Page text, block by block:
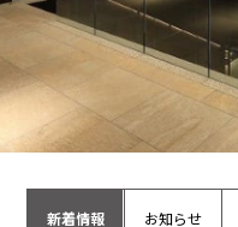
ニュース
IR情報
新着情報 お知らせ